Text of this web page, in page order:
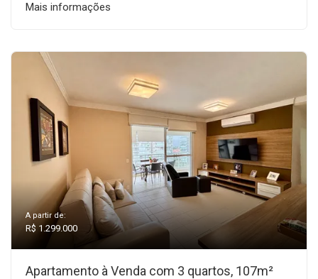
Mais informações
A partir de:
R$ 1.299.000
Apartamento à Venda com 3 quartos, 107m²